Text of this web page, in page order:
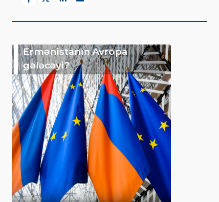
Ermənistanın Avropa
gələcəyi?